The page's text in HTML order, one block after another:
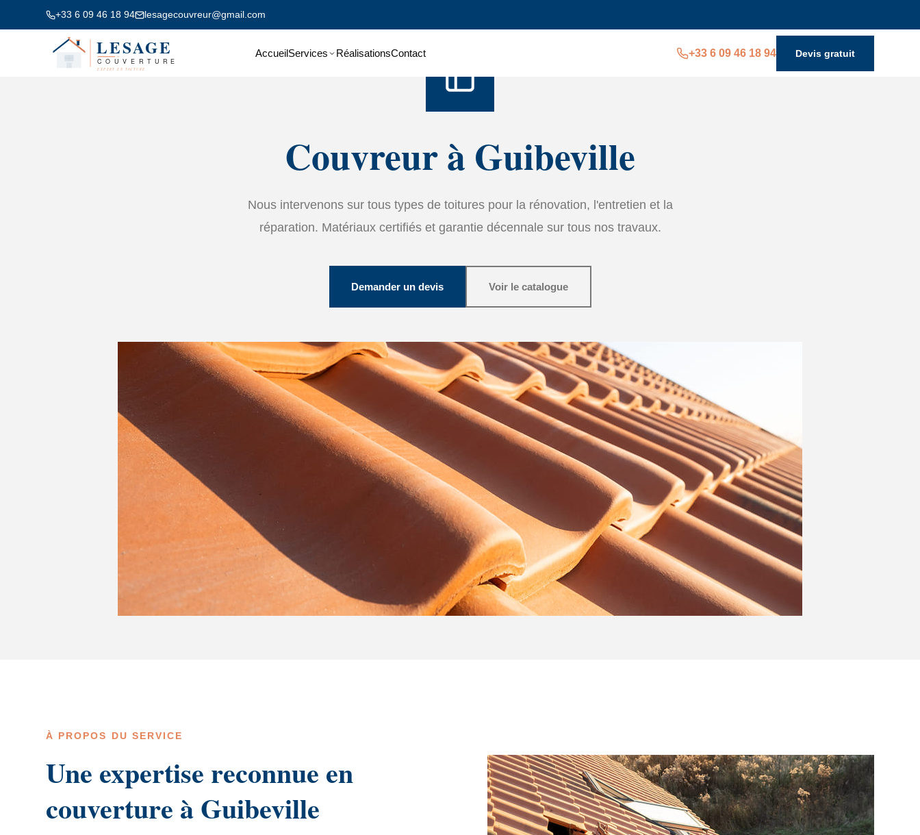
+33 6 09 46 18 94 lesagecouvreur@gmail.com
AccueilServices RéalisationsContact +33 6 09 46 18 94 Devis gratuit
Couvreur à Guibeville
Nous intervenons sur tous types de toitures pour la rénovation, l'entretien et la
réparation. Matériaux certifiés et garantie décennale sur tous nos travaux.
Demander un devis Voir le catalogue
À PROPOS DU SERVICE
Une expertise reconnue en
couverture à Guibeville